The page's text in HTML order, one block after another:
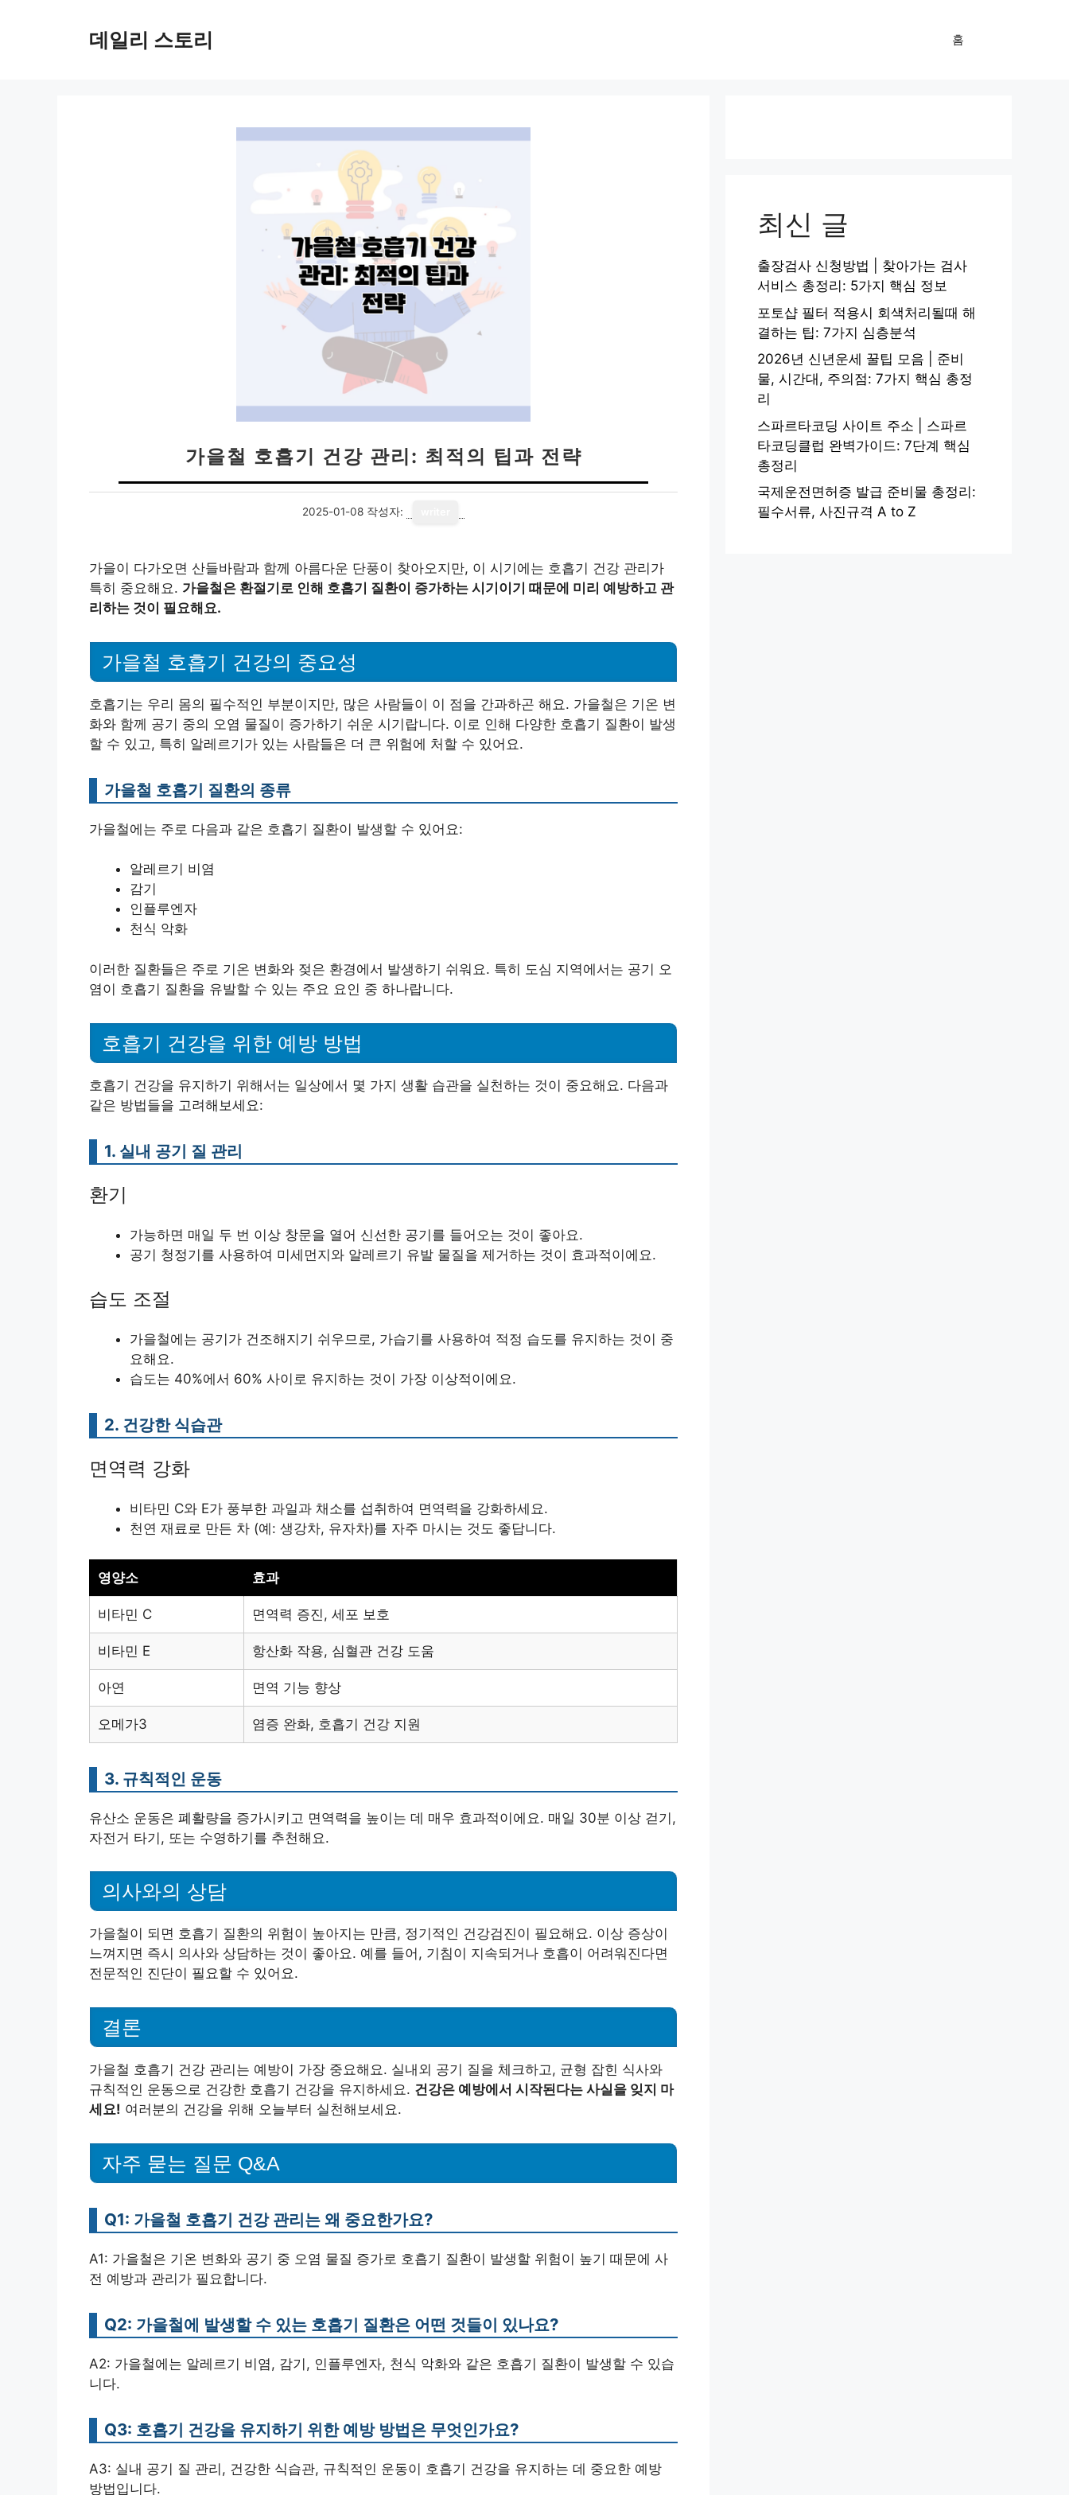
데일리 스토리 홈
가을철 호흡기 건강 관리: 최적의 팁과 전략
2025-01-08 작성자:
가을이 다가오면 산들바람과 함께 아름다운 단풍이 찾아오지만, 이 시기에는 호흡기 건강 관리가
특히 중요해요. 가을철은 환절기로 인해 호흡기 질환이 증가하는 시기이기 때문에 미리 예방하고 관
리하는 것이 필요해요.
가을철 호흡기 건강의 중요성
호흡기는 우리 몸의 필수적인 부분이지만, 많은 사람들이 이 점을 간과하곤 해요. 가을철은 기온 변
화와 함께 공기 중의 오염 물질이 증가하기 쉬운 시기랍니다. 이로 인해 다양한 호흡기 질환이 발생
할 수 있고, 특히 알레르기가 있는 사람들은 더 큰 위험에 처할 수 있어요.
가을철 호흡기 질환의 종류
가을철에는 주로 다음과 같은 호흡기 질환이 발생할 수 있어요:
알레르기 비염
감기
인플루엔자
천식 악화
이러한 질환들은 주로 기온 변화와 젖은 환경에서 발생하기 쉬워요. 특히 도심 지역에서는 공기 오
염이 호흡기 질환을 유발할 수 있는 주요 요인 중 하나랍니다.
호흡기 건강을 위한 예방 방법
호흡기 건강을 유지하기 위해서는 일상에서 몇 가지 생활 습관을 실천하는 것이 중요해요. 다음과
같은 방법들을 고려해보세요:
1. 실내 공기 질 관리
환기
가능하면 매일 두 번 이상 창문을 열어 신선한 공기를 들어오는 것이 좋아요.
공기 청정기를 사용하여 미세먼지와 알레르기 유발 물질을 제거하는 것이 효과적이에요.
습도 조절
가을철에는 공기가 건조해지기 쉬우므로, 가습기를 사용하여 적정 습도를 유지하는 것이 중
요해요.
습도는 40%에서 60% 사이로 유지하는 것이 가장 이상적이에요.
2. 건강한 식습관
면역력 강화
비타민 C와 E가 풍부한 과일과 채소를 섭취하여 면역력을 강화하세요.
천연 재료로 만든 차 (예: 생강차, 유자차)를 자주 마시는 것도 좋답니다.
영양소 효과
비타민 C 면역력 증진, 세포 보호
비타민 E 항산화 작용, 심혈관 건강 도움
아연 면역 기능 향상
오메가3 염증 완화, 호흡기 건강 지원
3. 규칙적인 운동
유산소 운동은 폐활량을 증가시키고 면역력을 높이는 데 매우 효과적이에요. 매일 30분 이상 걷기,
자전거 타기, 또는 수영하기를 추천해요.
의사와의 상담
가을철이 되면 호흡기 질환의 위험이 높아지는 만큼, 정기적인 건강검진이 필요해요. 이상 증상이
느껴지면 즉시 의사와 상담하는 것이 좋아요. 예를 들어, 기침이 지속되거나 호흡이 어려워진다면
전문적인 진단이 필요할 수 있어요.
결론
가을철 호흡기 건강 관리는 예방이 가장 중요해요. 실내외 공기 질을 체크하고, 균형 잡힌 식사와
규칙적인 운동으로 건강한 호흡기 건강을 유지하세요. 건강은 예방에서 시작된다는 사실을 잊지 마
세요! 여러분의 건강을 위해 오늘부터 실천해보세요.
자주 묻는 질문 Q&A
Q1: 가을철 호흡기 건강 관리는 왜 중요한가요?
A1: 가을철은 기온 변화와 공기 중 오염 물질 증가로 호흡기 질환이 발생할 위험이 높기 때문에 사
전 예방과 관리가 필요합니다.
Q2: 가을철에 발생할 수 있는 호흡기 질환은 어떤 것들이 있나요?
A2: 가을철에는 알레르기 비염, 감기, 인플루엔자, 천식 악화와 같은 호흡기 질환이 발생할 수 있습
니다.
Q3: 호흡기 건강을 유지하기 위한 예방 방법은 무엇인가요?
A3: 실내 공기 질 관리, 건강한 식습관, 규칙적인 운동이 호흡기 건강을 유지하는 데 중요한 예방
방법입니다.
최신 글
출장검사 신청방법 | 찾아가는 검사
서비스 총정리: 5가지 핵심 정보
포토샵 필터 적용시 회색처리될때 해
결하는 팁: 7가지 심층분석
2026년 신년운세 꿀팁 모음 | 준비
물, 시간대, 주의점: 7가지 핵심 총정
리
스파르타코딩 사이트 주소 | 스파르
타코딩클럽 완벽가이드: 7단계 핵심
총정리
국제운전면허증 발급 준비물 총정리:
필수서류, 사진규격 A to Z